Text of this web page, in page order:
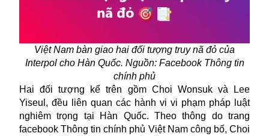
Việt Nam bàn giao hai đối tượng truy nã đỏ của
Interpol cho Hàn Quốc. Nguồn: Facebook Thông tin
chính phủ
Hai đối tượng kể trên gồm Choi Wonsuk và Lee
Yiseul, đều liên quan các hành vi vi phạm pháp luật
nghiêm trọng tại Hàn Quốc. Theo thông do trang
facebook Thông tin chính phủ Việt Nam công bố, Choi